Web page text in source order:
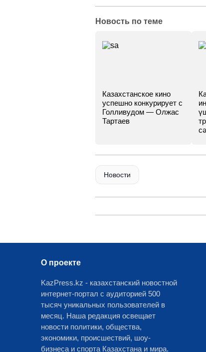
Новость по теме
Казахстанское кино
успешно конкурирует с
Голливудом — Олжас
Тартаев
Новости
О проекте
KazPress.kz - казахстанский новостной
интернет-портал с аудиторией 500
тысяч уникальных пользователей в
месяц. Наша редакция освещает
новости политики, общества,
экономики, происшествий, шоу-
бизнеса и спорта Казахстана и мира.